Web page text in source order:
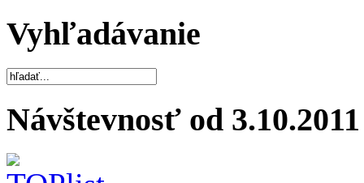
Vyhľadávanie
Návštevnosť od 3.10.2011